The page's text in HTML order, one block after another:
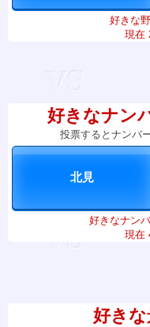
好きな
現在
好きなナン
投票するとナンバ
好きなナン
現在
好きな